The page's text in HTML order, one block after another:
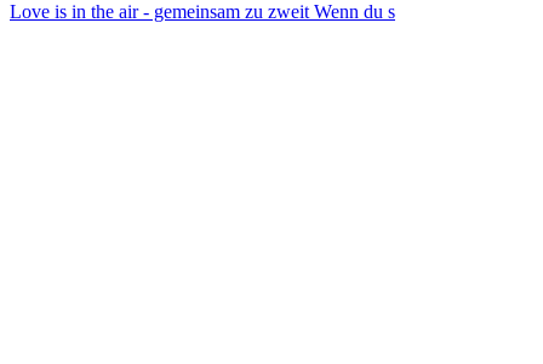
Love is in the air - gemeinsam zu zweit Wenn du s